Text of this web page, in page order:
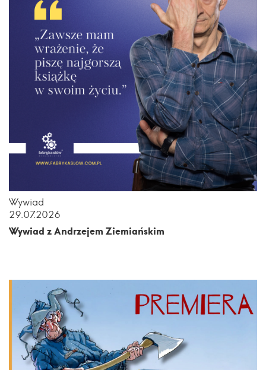
Wywiad
29.07.2026
Wywiad z Andrzejem Ziemiańskim